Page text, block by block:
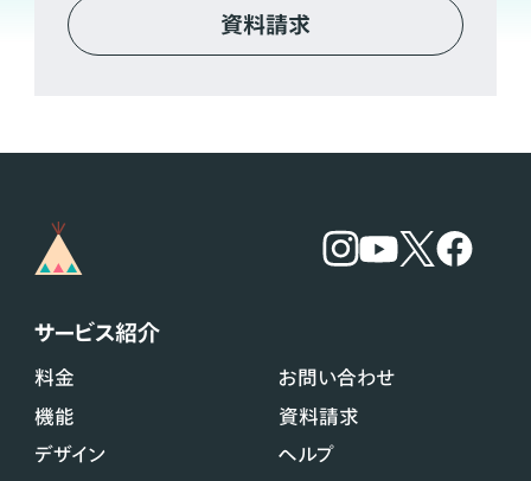
資料請求
サービス紹介
料金
機能
デザイン
お問い合わせ
資料請求
ヘルプ